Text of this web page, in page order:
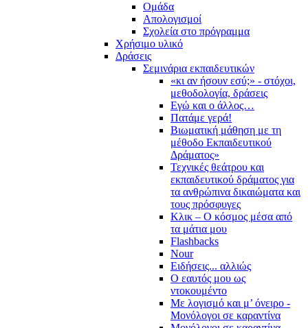
Ομάδα
Απολογισμοί
Σχολεία στο πρόγραμμα
Χρήσιμο υλικό
Δράσεις
Σεμινάρια εκπαιδευτικών
«κι αν ήσουν εσύ;» - στόχοι,
μεθοδολογία, δράσεις
Εγώ και ο άλλος…
Πατάμε γερά!
Βιωματική μάθηση με τη
μέθοδο Εκπαιδευτικού
Δράματος»
Τεχνικές θεάτρου και
εκπαιδευτικού δράματος για
τα ανθρώπινα δικαιώματα και
τους πρόσφυγες
Κλικ – Ο κόσμος μέσα από
τα μάτια μου
Flashbacks
Nour
Ειδήσεις... αλλιώς
Ο εαυτός μου ως
ντοκουμέντο
Με λογισμό και μ’ όνειρο -
Μονόλογοι σε καραντίνα